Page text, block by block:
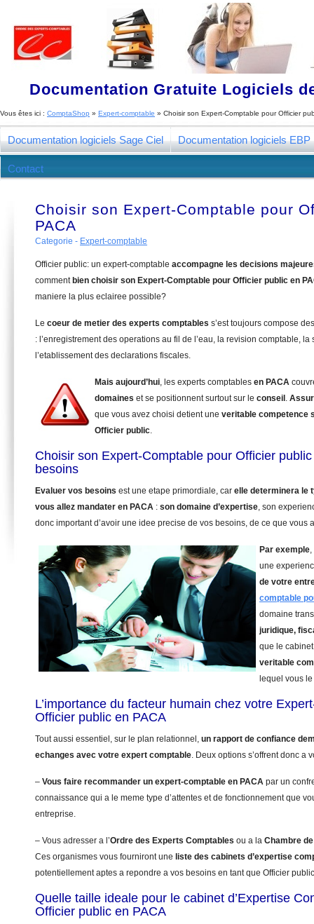
Documentation Gratuite Logiciels
Vous êtes ici : ComptaShop » Expert-comptable » Choisir son Expert-Comptable pour Officier
Documentation logiciels Sage Ciel Documentation logiciels EBP
Contact
Choisir son Expert-Comptable pour
PACA
Categorie - Expert-comptable
Officier public: un expert-comptable accompagne les decisions
comment bien choisir son Expert-Comptable pour Officier public en
maniere la plus eclairee possible?
Le coeur de metier des experts comptables s’est toujours compose
: l’enregistrement des operations au fil de l’eau, la revision comptable, la
l’etablissement des declarations fiscales.
Mais aujourd’hui, les experts comptables en PACA
domaines et se positionnent surtout sur le conseil .
que vous avez choisi detient une veritable competence
Officier public.
Choisir son Expert-Comptable pour Officier
besoins
Evaluer vos besoins est une etape primordiale, car elle determinera le
vous allez mandater en PACA : son domaine d’expertise, son
donc important d’avoir une idee precise de vos besoins, de ce que vous
Par exemple
une
de votre
comptable
domaine
juridique,
que le
veritable
lequel vous
L’importance du facteur humain chez votre
Officier public en PACA
Tout aussi essentiel, sur le plan relationnel, un rapport de confiance
echanges avec votre expert comptable. Deux options s’offrent donc a
– Vous faire recommander un expert-comptable en PACA par un
connaissance qui a le meme type d’attentes et de fonctionnement que
entreprise.
– Vous adresser a l’Ordre des Experts Comptables ou a la Chambre
Ces organismes vous fourniront une liste des cabinets d’expertise
potentiellement aptes a repondre a vos besoins en tant que Officier
Quelle taille ideale pour le cabinet d’Expertise
Officier public en PACA